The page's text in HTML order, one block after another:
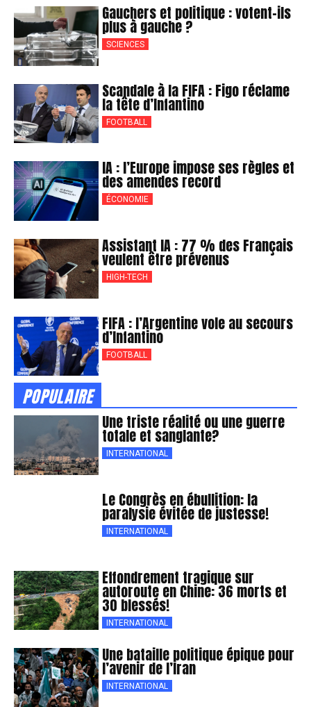
Gauchers et politique : votent-ils
plus à gauche ?
SCIENCES
Scandale à la FIFA : Figo réclame
la tête d’Infantino
FOOTBALL
IA : l’Europe impose ses règles et
des amendes record
ÉCONOMIE
Assistant IA : 77 % des Français
veulent être prévenus
HIGH-TECH
FIFA : l’Argentine vole au secours
d’Infantino
FOOTBALL
POPULAIRE
Une triste réalité ou une guerre
totale et sanglante?
INTERNATIONAL
Le Congrès en ébullition: la
paralysie évitée de justesse!
INTERNATIONAL
Effondrement tragique sur
autoroute en Chine: 36 morts et
30 blessés!
INTERNATIONAL
Une bataille politique épique pour
l’avenir de l’Iran
INTERNATIONAL